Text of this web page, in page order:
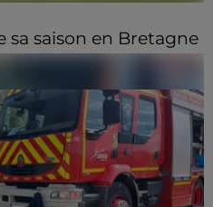
sa saison en Bretagne